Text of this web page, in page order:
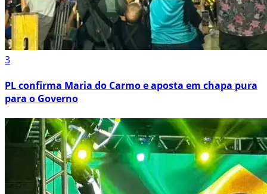
3
PL confirma Maria do Carmo e aposta em chapa pura
para o Governo